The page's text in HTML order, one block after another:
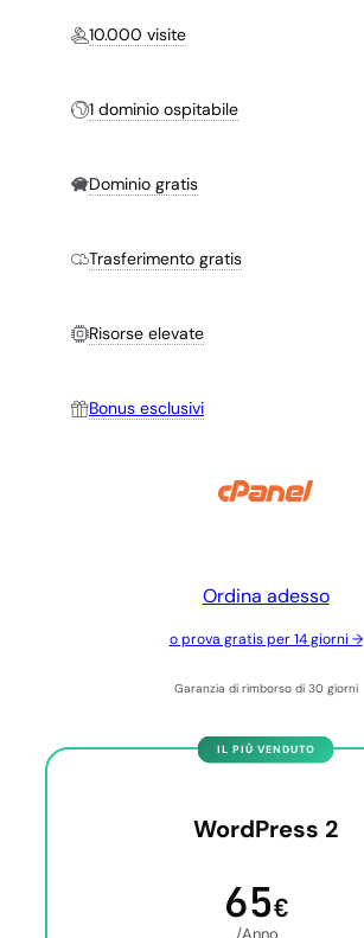
10.000 visite
1 dominio ospitabile
Dominio gratis
Trasferimento gratis
Risorse elevate
Bonus esclusivi
Ordina adesso
o prova gratis per 14 giorni →
Garanzia di rimborso di 30 giorni
WordPress 2
65€
/Anno